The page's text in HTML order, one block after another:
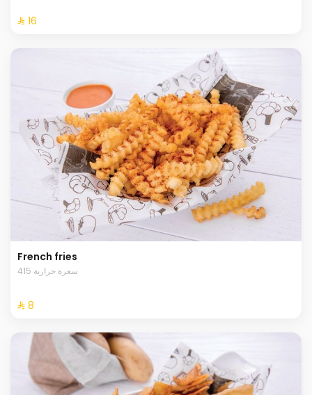
⁨⁦‪‬ 16⁩
French fries
415 سعرة حرارية
⁨⁦‪‬ 8⁩